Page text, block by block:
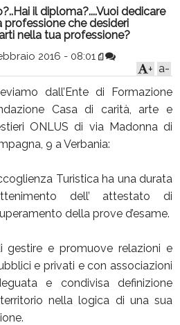
il diploma?....Vuoi dedicare
che desideri
nella tua professione?
2016 - 08:01
a-
+
dall’Ente di Formazione
Casa di carità, arte e
ONLUS di via Madonna di
9 a Verbania:
Turistica ha una durata
dell’ attestato di
della prove d’esame.
e promuove relazioni e
e privati e con associazioni
e condivisa definizione
nella logica di una sua